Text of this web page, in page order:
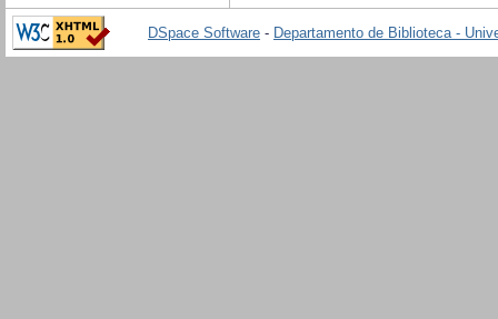
DSpace Software - Departamento de Biblioteca -